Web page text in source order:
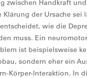
zwischen Handkraft
der Ursache sei
wie die
muss. Ein
ist beispielsweise
sondern eher ein
Körper-Interaktion. In